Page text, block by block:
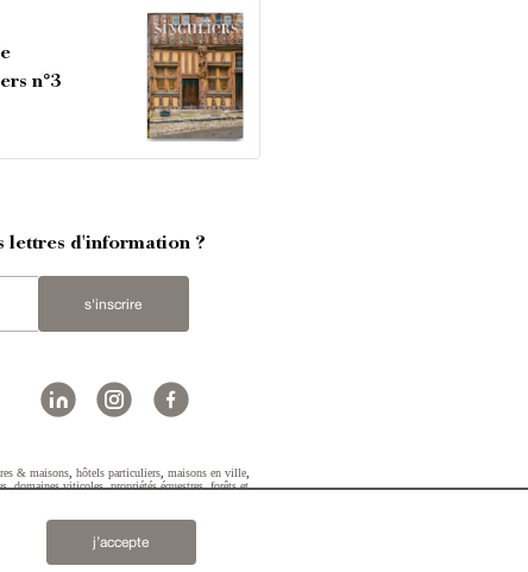
n°3
lettres d'information ?
s'inscrire
& maisons, hôtels particuliers, maisons en ville,
,domaines viticoles,propriétés équestres,forêts et
j’accepte